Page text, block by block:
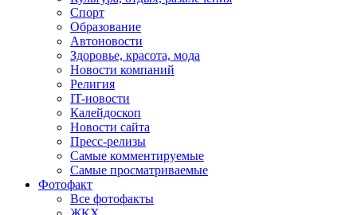
Спорт
Образование
Автоновости
Здоровье, красота, мода
Новости компаний
Религия
IT-новости
Калейдоскоп
Новости сайта
Пресс-релизы
Самые комментируемые
Самые просматриваемые
Фотофакт
Все фотофакты